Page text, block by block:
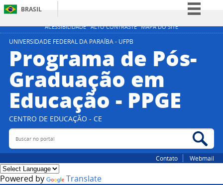
ACESSIBILIDADE ALTO CONTRASTE MAPA DO SITE
BRASIL
Simplifique!
Participe
Legislação
Canais
UNIVERSIDADE FEDERAL DA PARAÍBA - UFPB
Programa de Pós-
Graduação em
Educação - PPGE
CENTRO DE EDUCAÇÃO - CE
Buscar no portal
Contato Webmail
Powered by Translate